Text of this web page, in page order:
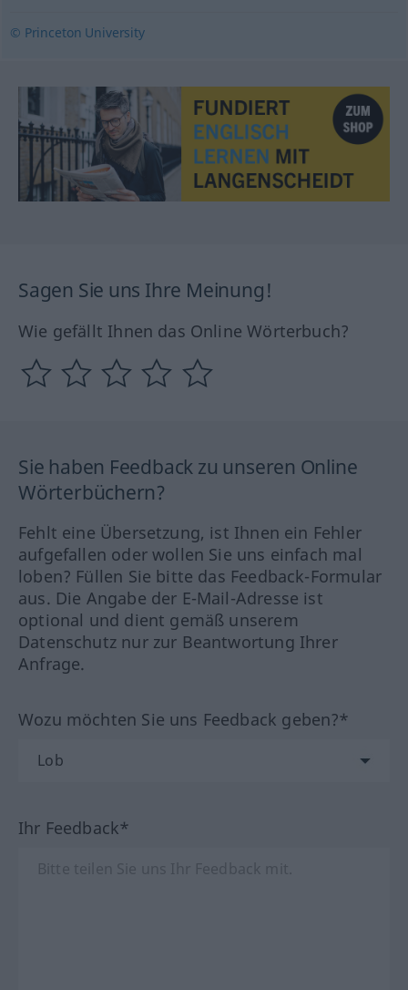
© Princeton University
Sagen Sie uns Ihre Meinung!
Wie gefällt Ihnen das Online Wörterbuch?
Sie haben Feedback zu unseren Online
Wörterbüchern?
Fehlt eine Übersetzung, ist Ihnen ein Fehler
aufgefallen oder wollen Sie uns einfach mal
loben? Füllen Sie bitte das Feedback-Formular
aus. Die Angabe der E-Mail-Adresse ist
optional und dient gemäß unserem
Datenschutz nur zur Beantwortung Ihrer
Anfrage.
Wozu möchten Sie uns Feedback geben?*
Ihr Feedback*